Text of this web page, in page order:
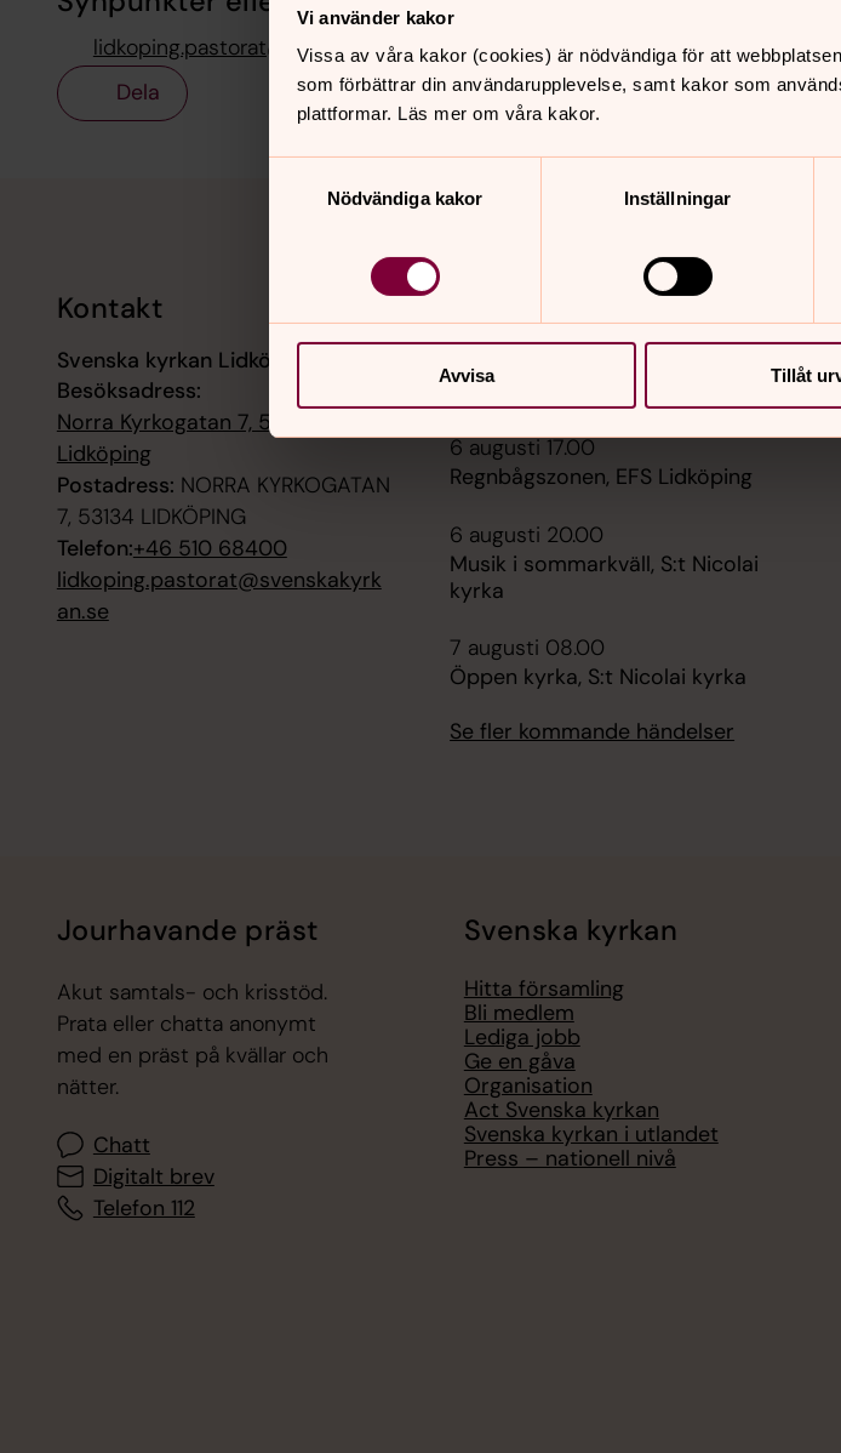
Vi använder kakor
Vissa av våra kakor (cookies) är nödvändiga för att
som förbättrar din användarupplevelse, samt kakor som
plattformar. Läs mer om våra kakor.
Nödvändiga kakor
Inställningar
Avvisa Tillåt
lidkoping.pastorat@svenskakyrkan.se
Dela
Kontakt
Svenska kyrkan Lidköping
Besöksadress:
Norra Kyrkogatan 7, 53134
Lidköping
Postadress: NORRA KYRKOGATAN
7, 53134 LIDKÖPING
Telefon:+46 510 68400
lidkoping.pastorat@svenskakyrk
an.se
6 augusti 08.00
Öppen kyrka, S:t Nicolai kyrka
6 augusti 17.00
Regnbågszonen, EFS Lidköping
6 augusti 20.00
Musik i sommarkväll, S:t Nicolai
kyrka
7 augusti 08.00
Öppen kyrka, S:t Nicolai kyrka
Se fler kommande händelser
Jourhavande präst
Akut samtals- och krisstöd.
Prata eller chatta anonymt
med en präst på kvällar och
nätter.
Chatt
Digitalt brev
Telefon 112
Svenska kyrkan
Hitta församling
Bli medlem
Lediga jobb
Ge en gåva
Organisation
Act Svenska kyrkan
Svenska kyrkan i utlandet
Press – nationell nivå